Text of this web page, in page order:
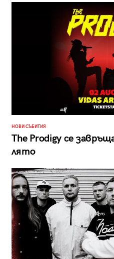
НОВИ СЪБИТИЯ
The Prodigy се
лято